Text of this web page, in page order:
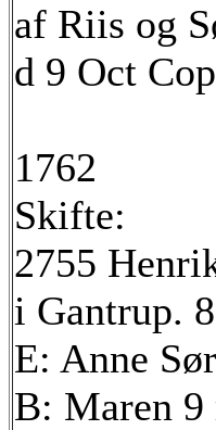
af Riis og
d 9 Oct
1762
Skifte:
2755
i Gantrup.
E: Anne
B: Maren 9